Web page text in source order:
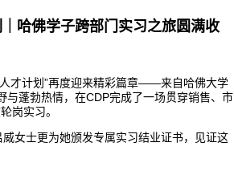
哈佛学子跨部门实习之旅圆满收
才计划”再度迎来精彩篇章——来自哈佛大学
与蓬勃热情，在CDP完成了一场贯穿销售、市
岗实习。
女士更为她颁发专属实习结业证书，见证这